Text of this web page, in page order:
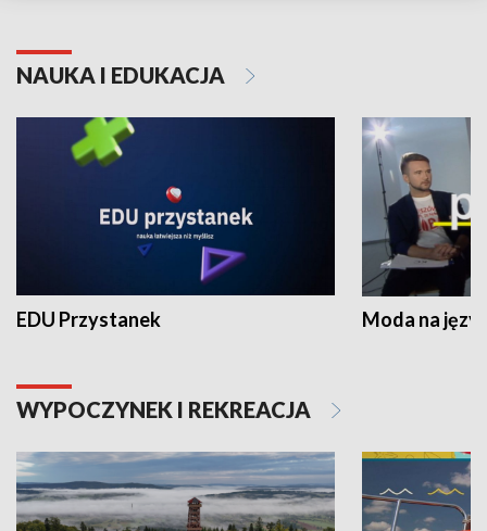
NAUKA I EDUKACJA
EDU Przystanek Moda na
WYPOCZYNEK I REKREACJA